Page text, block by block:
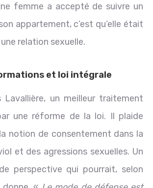
femme a accepté de suivre un
appartement, c’est qu’elle était
relation sexuelle.
et loi intégrale
Lavallière, un meilleur traitement
une réforme de la loi. Il plaide
notion de consentement dans la
et des agressions sexuelles. Un
perspective qui pourrait, selon